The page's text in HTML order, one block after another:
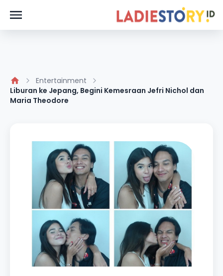
Entertainment
Liburan ke Jepang, Begini Kemesraan Jefri Nichol dan
Maria Theodore